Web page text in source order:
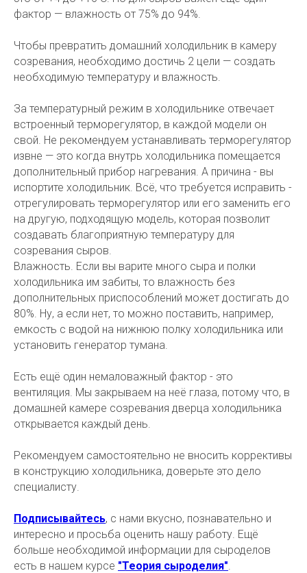
фактор — влажность от 75% до 94%.
Чтобы превратить домашний холодильник в камеру
созревания, необходимо достичь 2 цели — создать
необходимую температуру и влажность.
За температурный режим в холодильнике отвечает
встроенный терморегулятор, в каждой модели он
свой. Не рекомендуем устанавливать терморегулятор
извне — это когда внутрь холодильника помещается
дополнительный прибор нагревания. А причина - вы
испортите холодильник. Всё, что требуется исправить -
отрегулировать терморегулятор или его заменить его
на другую, подходящую модель, которая позволит
создавать благоприятную температуру для
созревания сыров.
Влажность. Если вы варите много сыра и полки
холодильника им забиты, то влажность без
дополнительных приспособлений может достигать до
80%. Ну, а если нет, то можно поставить, например,
емкость с водой на нижнюю полку холодильника или
установить генератор тумана.
Есть ещё один немаловажный фактор - это
вентиляция. Мы закрываем на неё глаза, потому что, в
домашней камере созревания дверца холодильника
открывается каждый день.
Рекомендуем самостоятельно не вносить коррективы
в конструкцию холодильника, доверьте это дело
специалисту.
Подписывайтесь, с нами вкусно, познавательно и
интересно и просьба оценить нашу работу. Ещё
больше необходимой информации для сыроделов
есть в нашем курсе "Теория сыроделия".